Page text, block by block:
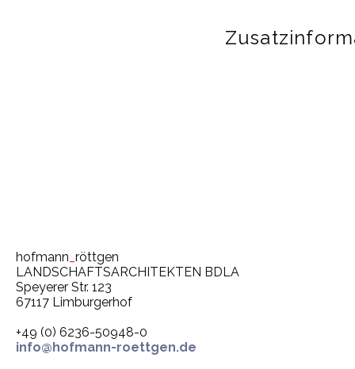
hofmann röttgen
LANDSCHAFTSARCHITEKTEN BDLA
Speyerer Str. 123
67117 Limburgerhof
+49 (0) 6236-50948-0
info@hofmann-roettgen.de